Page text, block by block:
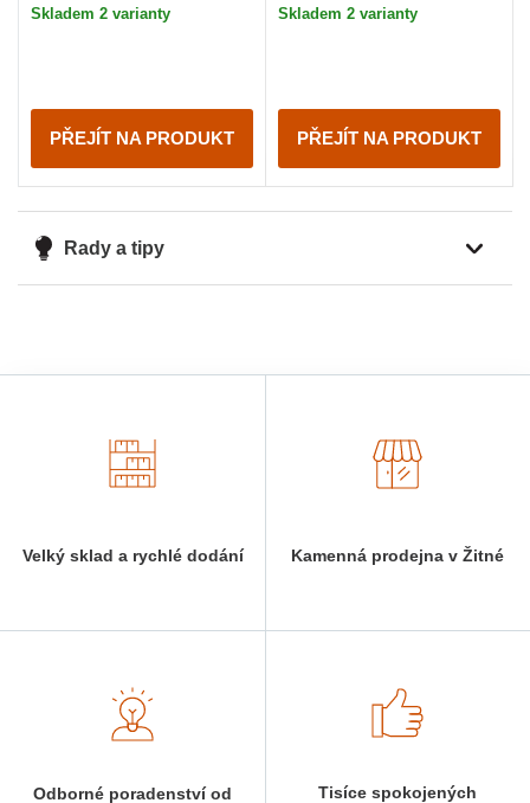
Skladem 2 varianty
PŘEJÍT NA PRODUKT
Skladem 2 varianty
PŘEJÍT NA PRODUKT
Rady a tipy
Velký sklad a rychlé dodání Kamenná prodejna v Žitné
Odborné poradenství od
Tisíce spokojených